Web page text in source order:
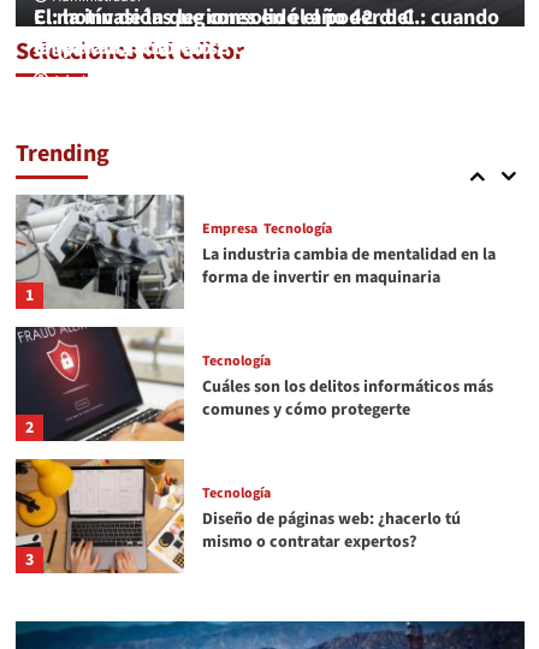
Selecciones del editor
C.: la invasión que consolidó el poder del
emperador Claudio
Administrador
El motín de las legiones en el año 42 d. C.: cuando
la lealtad también se castigaba en Roma
Administrador
Trending
4
5
1
Empresa Tecnología
La industria cambia de mentalidad en la
forma de invertir en maquinaria
2
Tecnología
Cuáles son los delitos informáticos más
comunes y cómo protegerte
3
Tecnología
Diseño de páginas web: ¿hacerlo tú
mismo o contratar expertos?
Big Data y Cloud